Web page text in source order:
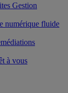
Gestion
numérique fluide
à vous